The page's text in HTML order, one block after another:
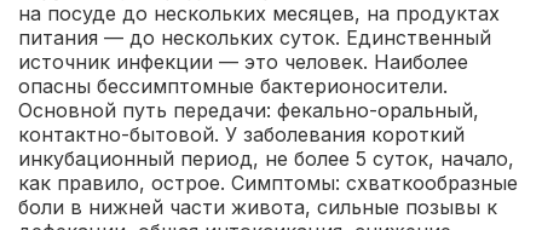
на посуде до нескольких месяцев, на продуктах
питания — до нескольких суток. Единственный
источник инфекции — это человек. Наиболее
опасны бессимптомные бактерионосители.
Основной путь передачи: фекально-оральный,
контактно-бытовой. У заболевания короткий
инкубационный период, не более 5 суток, начало,
как правило, острое. Симптомы: схваткообразные
боли в нижней части живота, сильные позывы к